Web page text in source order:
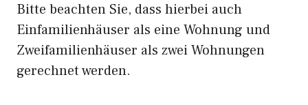
Bitte beachten Sie, dass hierbei auch
Einfamilienhäuser als eine Wohnung und
Zweifamilienhäuser als zwei Wohnungen
gerechnet werden.